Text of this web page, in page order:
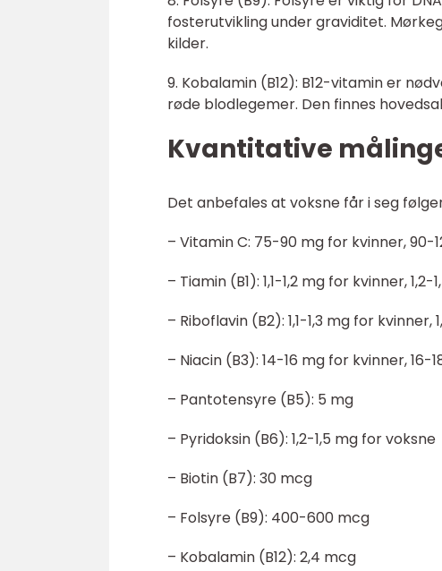
fosterutvikling under graviditet.
kilder.
9. Kobalamin (B12): B12-vitamin er
røde blodlegemer. Den finnes
Kvantitative
Det anbefales at voksne får i seg
– Vitamin C: 75-90 mg for kvinner, 90-
– Tiamin (B1): 1,1-1,2 mg for kvinner,
– Riboflavin (B2): 1,1-1,3 mg for kvinner,
– Niacin (B3): 14-16 mg for kvinner, 16-
– Pantotensyre (B5): 5 mg
– Pyridoksin (B6): 1,2-1,5 mg for voksne
– Biotin (B7): 30 mcg
– Folsyre (B9): 400-600 mcg
– Kobalamin (B12): 2,4 mcg